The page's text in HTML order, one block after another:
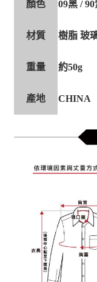
顏色 09黑 / 90
材質 樹脂 玻
重量 約50g
產地 CHINA